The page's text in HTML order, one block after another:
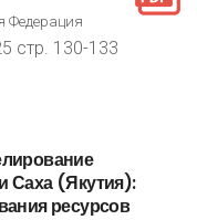
Федерация
стр. 130-133
Саха (Якутия):
ресурсов